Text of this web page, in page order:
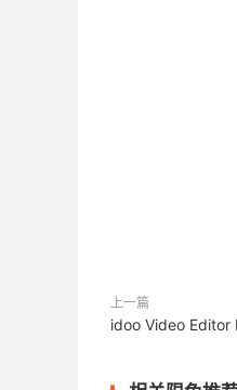
上一篇
idoo Video Editor